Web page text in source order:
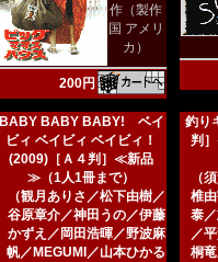
作（製作
国 アメリ
カ）
200円
BABY BABY BABY! ベイ
ビィ ベイビィ ベイビィ！
(2009)［Ａ４判］≪新品
≫（1人1冊まで）
（観月ありさ／松下由樹／
谷原章介／神田うの／伊藤
かずえ／岡田浩暉／野波麻
帆／MEGUMI／山本ひかる
釣り
判
（
椎
泰
／
桐